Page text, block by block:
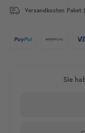
Versandkosten Paket